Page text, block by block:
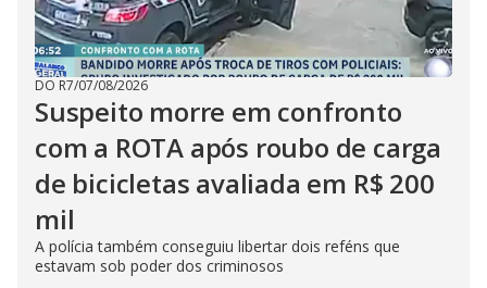
DO R7/07/08/2026
Suspeito morre em confronto
com a ROTA após roubo de carga
de bicicletas avaliada em R$ 200
mil
A polícia também conseguiu libertar dois reféns que
estavam sob poder dos criminosos